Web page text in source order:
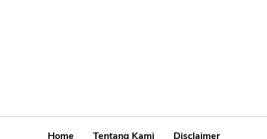
Home Tentang Kami Disclaimer